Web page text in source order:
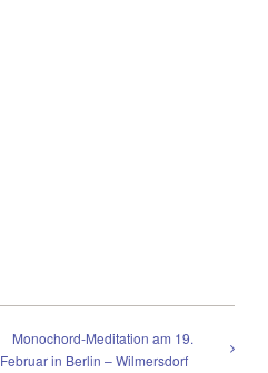
Monochord-Meditation am 19.
Februar in Berlin – Wilmersdorf